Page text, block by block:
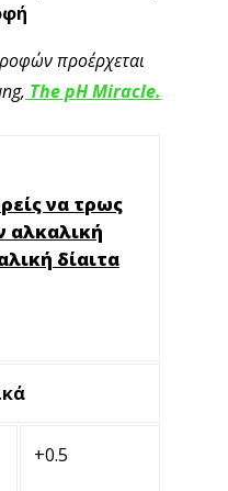
προέρχεται
The pH Miracle.
να τρως
αλκαλική
δίαιτα
+0.5